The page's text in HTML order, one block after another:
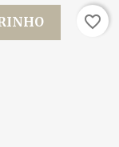
favorite_border